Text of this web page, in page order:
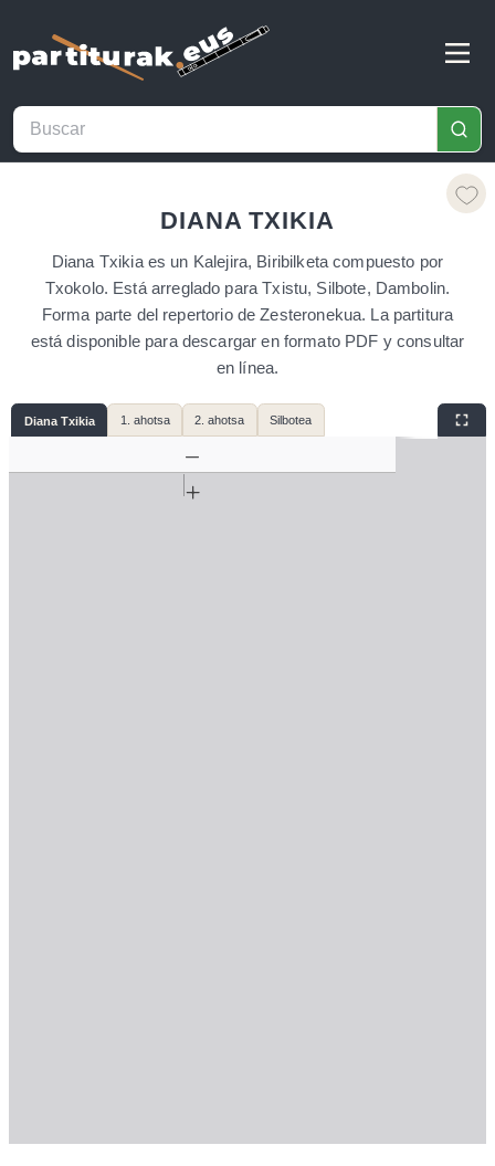
DIANA TXIKIA
Diana Txikia es un Kalejira, Biribilketa compuesto por
Txokolo. Está arreglado para Txistu, Silbote, Dambolin.
Forma parte del repertorio de Zesteronekua. La partitura
está disponible para descargar en formato PDF y consultar
en línea.
Diana Txikia 1. ahotsa 2. ahotsa Silbotea